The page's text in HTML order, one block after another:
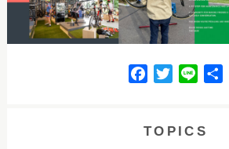
e
t
e
TOPICS